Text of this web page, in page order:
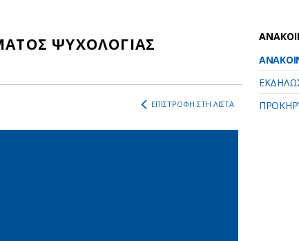
ΨΥΧΟΛΟΓΙΑΣ
ΕΠΙΣΤΡΟΦΗ ΣΤΗ ΛΙΣΤΑ